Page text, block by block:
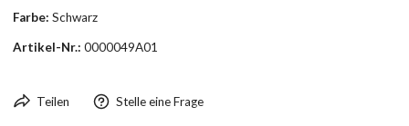
Farbe: Schwarz
Artikel-Nr.: 0000049A01
Teilen Stelle eine Frage